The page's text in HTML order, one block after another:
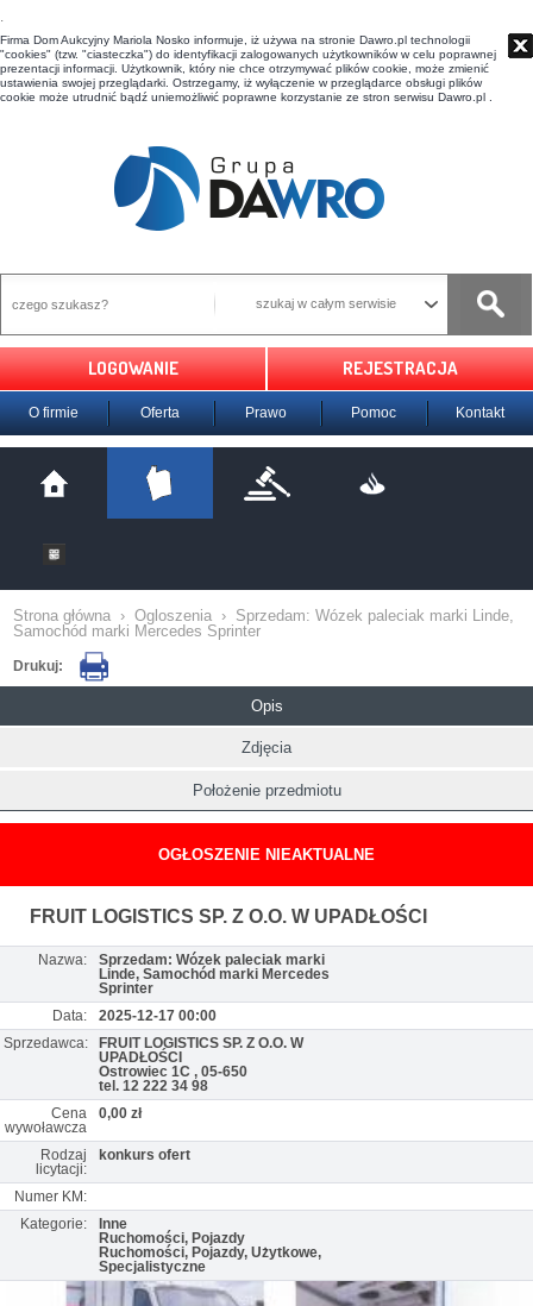
t
Firma Dom Aukcyjny Mariola Nosko informuje, iż używa na stronie Dawro.pl technologii
"cookies" (tzw. "ciasteczka") do identyfikacji zalogowanych użytkowników w celu poprawnej
prezentacji informacji. Użytkownik, który nie chce otrzymywać plików cookie, może zmienić
ustawienia swojej przeglądarki. Ostrzegamy, iż wyłączenie w przeglądarce obsługi plików
cookie może utrudnić bądź uniemożliwić poprawne korzystanie ze stron serwisu Dawro.pl .
szukaj w całym serwisie
LOGOWANIE REJESTRACJA
O firmie Oferta Prawo Pomoc Kontakt
Strona główna › Ogloszenia › Sprzedam: Wózek paleciak marki Linde,
Samochód marki Mercedes Sprinter
Drukuj:
Opis
Zdjęcia
Położenie przedmiotu
OGŁOSZENIE NIEAKTUALNE
FRUIT LOGISTICS SP. Z O.O. W UPADŁOŚCI
Nazwa:
Sprzedam: Wózek paleciak marki
Linde, Samochód marki Mercedes
Sprinter
Data:
2025-12-17 00:00
Sprzedawca:
FRUIT LOGISTICS SP. Z O.O. W
UPADŁOŚCI
Ostrowiec 1C , 05-650
tel. 12 222 34 98
Cena
wywoławcza
0,00 zł
Rodzaj
licytacji:
konkurs ofert
Numer KM:
Kategorie:
Inne
Ruchomości, Pojazdy
Ruchomości, Pojazdy, Użytkowe,
Specjalistyczne